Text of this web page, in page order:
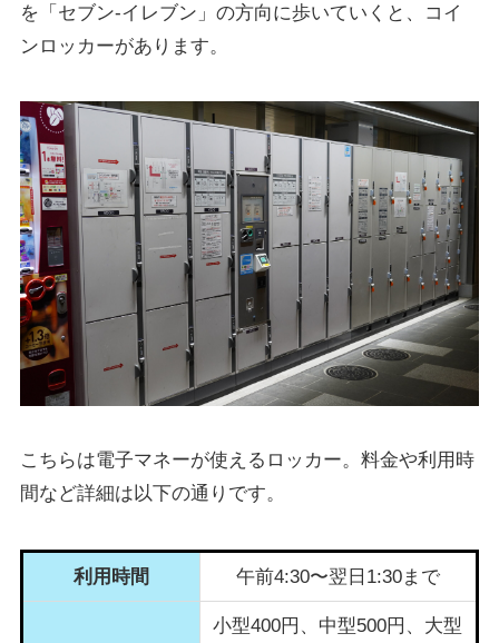
を「セブン-イレブン」の方向に歩いていくと、コイ
ンロッカーがあります。
こちらは電子マネーが使えるロッカー。料金や利用時
間など詳細は以下の通りです。
利用時間 午前4:30〜翌日1:30まで
小型400円、中型500円、大型